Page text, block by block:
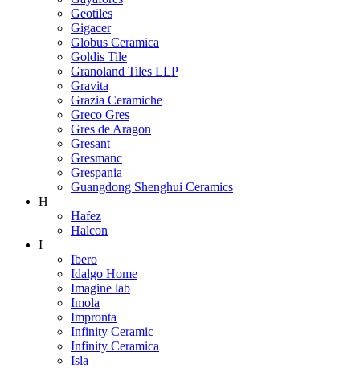
Geotiles
Gigacer
Globus Ceramica
Goldis Tile
Granoland Tiles LLP
Gravita
Grazia Ceramiche
Greco Gres
Gres de Aragon
Gresant
Gresmanc
Grespania
Guangdong Shenghui Ceramics
H
Hafez
Halcon
I
Ibero
Idalgo Home
Imagine lab
Imola
Impronta
Infinity Ceramic
Infinity Ceramica
Isla